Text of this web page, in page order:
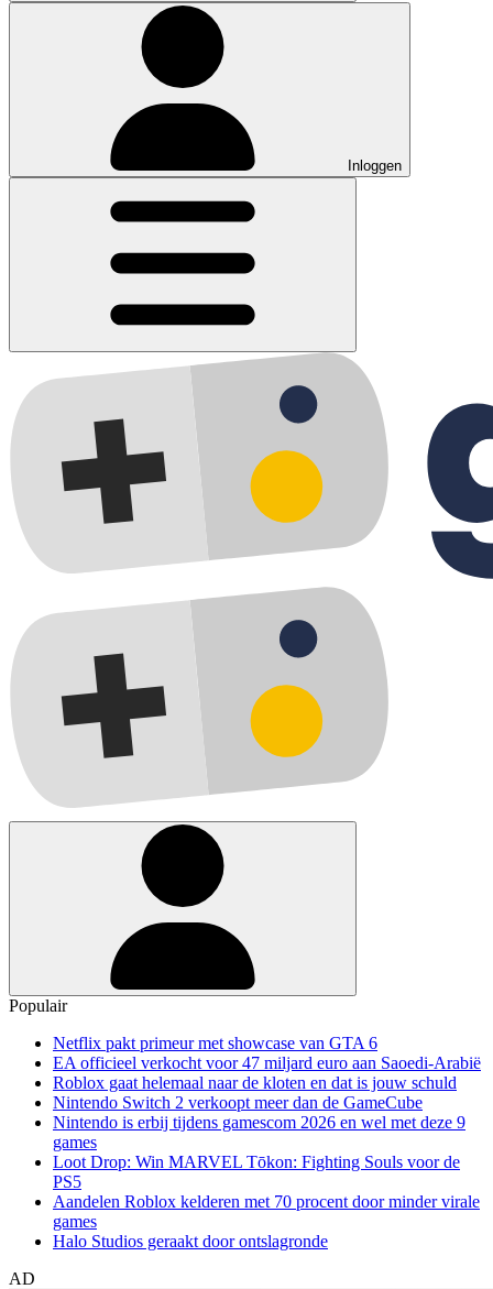
Inloggen
Populair
Netflix pakt primeur met showcase van GTA 6
EA officieel verkocht voor 47 miljard euro aan Saoedi-Arabië
Roblox gaat helemaal naar de kloten en dat is jouw schuld
Nintendo Switch 2 verkoopt meer dan de GameCube
Nintendo is erbij tijdens gamescom 2026 en wel met deze 9
games
Loot Drop: Win MARVEL Tōkon: Fighting Souls voor de
PS5
Aandelen Roblox kelderen met 70 procent door minder virale
games
Halo Studios geraakt door ontslagronde
AD